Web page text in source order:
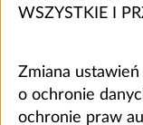
WSZYSTKIE I
Zmiana
o ochronie
ochronie praw